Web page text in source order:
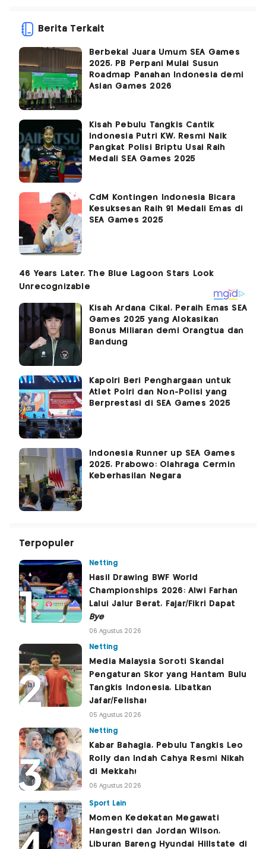
Berita Terkait
Berbekal Juara Umum SEA Games
2025, PB Perpani Mulai Susun
Roadmap Panahan Indonesia demi
Asian Games 2026
Kisah Pebulu Tangkis Cantik
Indonesia Putri KW, Resmi Naik
Pangkat Polisi Briptu Usai Raih
Medali SEA Games 2025
CdM Kontingen Indonesia Bicara
Kesuksesan Raih 91 Medali Emas di
SEA Games 2025
Kisah Ardana Cikal, Peraih Emas SEA
Games 2025 yang Alokasikan
Bonus Miliaran demi Orangtua dan
Bandung
Kapolri Beri Penghargaan untuk
Atlet Polri dan Non-Polisi yang
Berprestasi di SEA Games 2025
Indonesia Runner up SEA Games
2025, Prabowo: Olahraga Cermin
Keberhasilan Negara
Terpopuler
Netting
Hasil Drawing BWF World
Championships 2026: Alwi Farhan
Lalui Jalur Berat, Fajar/Fikri Dapat
Bye
06 Agustus 2026
Netting
Media Malaysia Soroti Skandal
Pengaturan Skor yang Hantam Bulu
Tangkis Indonesia, Libatkan
Jafar/Felisha!
05 Agustus 2026
Netting
Kabar Bahagia, Pebulu Tangkis Leo
Rolly dan Indah Cahya Resmi Nikah
di Mekkah!
06 Agustus 2026
Sport Lain
Momen Kedekatan Megawati
Hangestri dan Jordan Wilson,
Liburan Bareng Hyundai Hillstate di